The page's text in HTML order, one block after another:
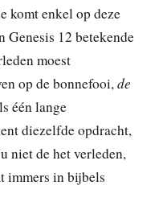
komt enkel op deze
Genesis 12 betekende
moest
op de bonnefooi,de
één lange
diezelfde opdracht,
niet de het verleden,
immers in bijbels